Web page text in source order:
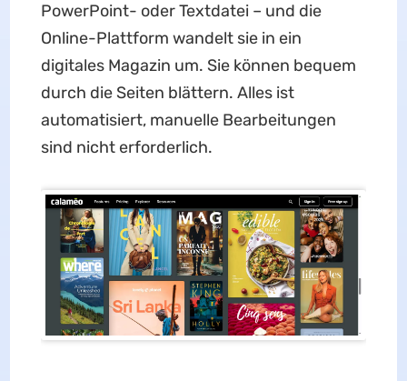
PowerPoint- oder Textdatei – und die
Online-Plattform wandelt sie in ein
digitales Magazin um. Sie können bequem
durch die Seiten blättern. Alles ist
automatisiert, manuelle Bearbeitungen
sind nicht erforderlich.